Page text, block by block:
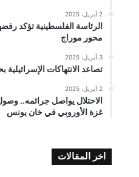
2 أبريل، 2025
الرئاسة الفلسطينية تؤكد
محور موراج
3 أبريل، 2025
تصاعد الانتهاكات
2 أبريل، 2025
غزة الأوروبي في خان يونس
اخر المقالات